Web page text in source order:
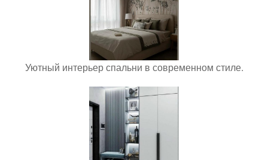
Уютный интерьер спальни в современном стиле.